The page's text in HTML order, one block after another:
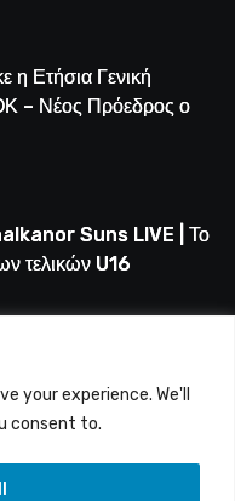
your experience. We'll
consent to.
η Ετήσια Γενική
– Νέος Πρόεδρος ο
Suns LIVE | Το
τελικών U16
ΕΝΑΔ vs